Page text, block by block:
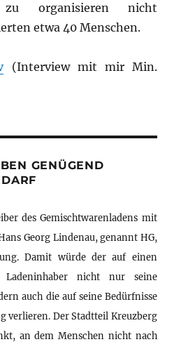
zu organisieren nicht
etwa 40 Menschen.
(Interview mit mir Min.
GENÜGEND
des Gemischtwarenladens mit
Georg Lindenau, genannt HG,
Damit würde der auf einen
Ladeninhaber nicht nur seine
auch die auf seine Bedürfnisse
verlieren. Der Stadtteil Kreuzberg
an dem Menschen nicht nach